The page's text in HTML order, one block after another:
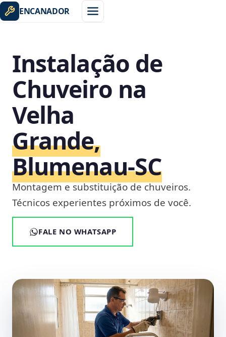
ENCANADOR
Instalação de
Chuveiro na
Velha
Grande,
Blumenau‑SC
Montagem e substituição de chuveiros.
Técnicos experientes próximos de você.
FALE NO WHATSAPP